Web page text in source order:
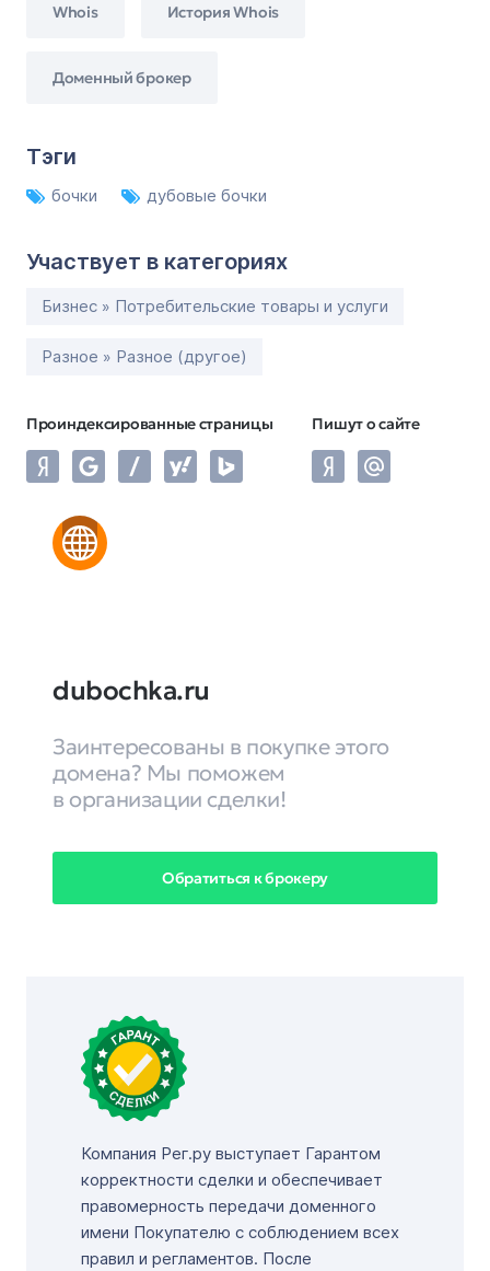
Whois История Whois
Доменный брокер
Тэги
бочки дубовые бочки
Участвует в категориях
Бизнес » Потребительские товары и услуги
Разное » Разное (другое)
Проиндексированные страницы Пишут о сайте
dubochka.ru
Заинтересованы в покупке этого
домена? Мы поможем
в организации сделки!
Обратиться к брокеру
Компания Рег.ру выступает Гарантом
корректности сделки и обеспечивает
правомерность передачи доменного
имени Покупателю с соблюдением всех
правил и регламентов. После